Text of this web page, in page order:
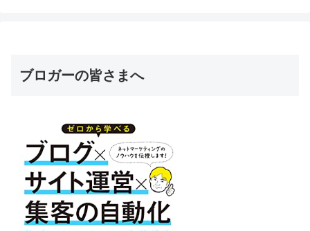
ブロガーの皆さまへ